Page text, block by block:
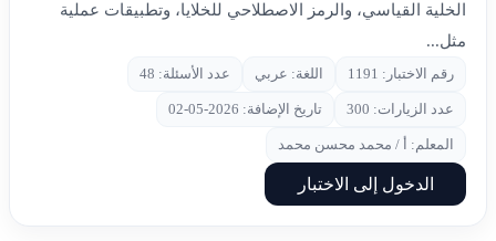
الخلية القياسي، والرمز الاصطلاحي للخلايا، وتطبيقات عملية
مثل...
رقم الاختبار: 1191 اللغة: عربي عدد الأسئلة: 48
عدد الزيارات: 300 تاريخ الإضافة: 2026-05-02
المعلم: أ / محمد محسن محمد
الدخول إلى الاختبار